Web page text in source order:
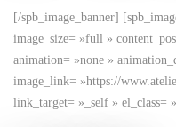
[/spb_image_banner]
image_size= »full »
animation= »none »
image_link= »https://
link_target= »_self » el_class=